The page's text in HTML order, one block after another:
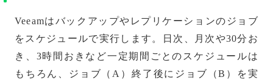
Veeamはバックアップやレプリケーションのジョブ
をスケジュールで実行します。日次、月次や30分お
き、3時間おきなど一定期間ごとのスケジュールは
もちろん、ジョブ（A）終了後にジョブ（B）を実